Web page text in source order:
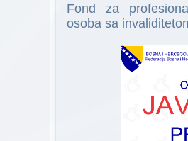
Fond za
osoba sa